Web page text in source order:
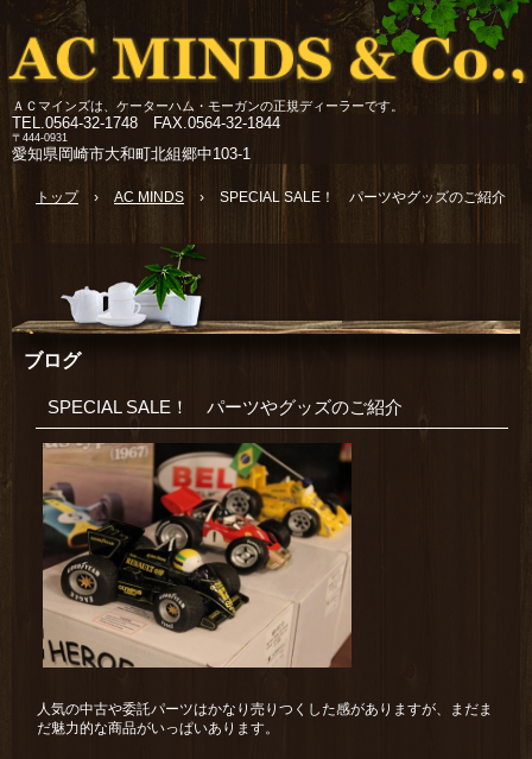
ＡＣマインズは、ケーターハム・モーガンの正規ディーラーです。
TEL.0564-32-1748 FAX.0564-32-1844
〒444-0931
愛知県岡崎市大和町北組郷中103-1
トップ › AC MINDS › SPECIAL SALE！ パーツやグッズのご紹介
ブログ
SPECIAL SALE！ パーツやグッズのご紹介
人気の中古や委託パーツはかなり売りつくした感がありますが、まだま
だ魅力的な商品がいっぱいあります。